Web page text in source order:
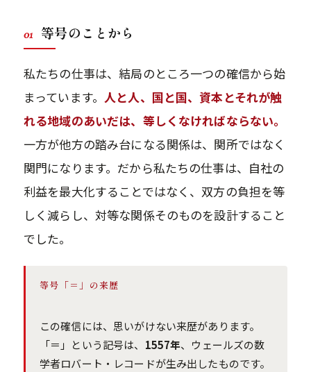
01 等号のことから
私たちの仕事は、結局のところ一つの確信から始
まっています。人と人、国と国、資本とそれが触
れる地域のあいだは、等しくなければならない。
一方が他方の踏み台になる関係は、関所ではなく
関門になります。だから私たちの仕事は、自社の
利益を最大化することではなく、双方の負担を等
しく減らし、対等な関係そのものを設計すること
でした。
等号「＝」の来歴
この確信には、思いがけない来歴があります。
「＝」という記号は、 1557年、ウェールズの数
学者ロバート・レコードが生み出したものです。